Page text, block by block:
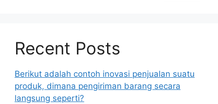
Recent Posts
Berikut adalah contoh inovasi penjualan suatu
produk, dimana pengiriman barang secara
langsung seperti?